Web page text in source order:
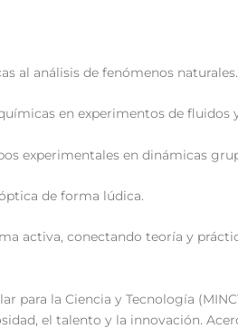
al análisis de fenómenos naturales.
en experimentos de fluidos
experimentales en dinámicas
de forma lúdica.
activa, conectando teoría y
para la Ciencia y Tecnología
el talento y la innovación.